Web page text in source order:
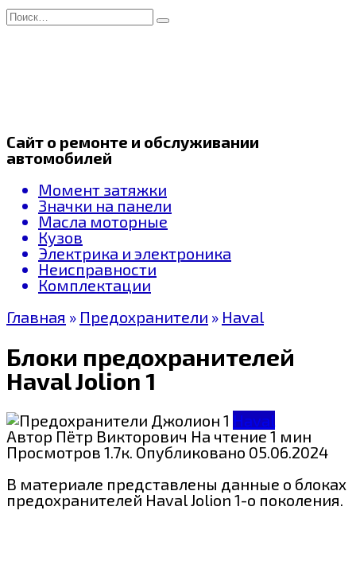
Перейти
к
Search
for:
Сайт о ремонте и обслуживании
автомобилей
Момент затяжки
Значки на панели
Масла моторные
Кузов
Электрика и электроника
Неисправности
Комплектации
Главная » Предохранители » Haval
Блоки предохранителей
Haval Jolion 1
Haval
Автор Пётр Викторович На чтение1 мин
Просмотров 1.7к. Опубликовано 05.06.2024
В материале представлены данные о блоках
предохранителей Haval Jolion 1-о поколения.